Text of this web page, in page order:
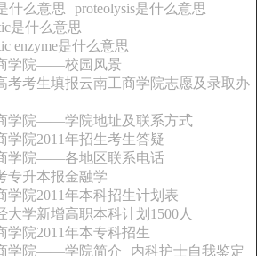
什么意思
proteolysis是什么意思
是什么意思
enzyme是什么意思
学院——校园风景
考考生填报云南工商学院志愿及录取办
学院——学院地址及联系方式
学院2011年招生考生答疑
学院——各地区联系电话
专升本报金融学
学院2011年本科招生计划表
大学新增高职本科计划1500人
学院2011年本专科招生
学院——学院简介
内科护士自我鉴定